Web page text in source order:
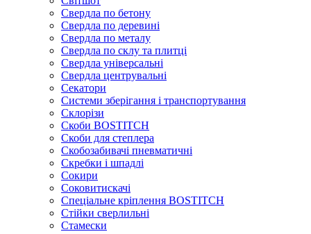
Свердла по бетону
Свердла по деревині
Свердла по металу
Свердла по склу та плитці
Свердла універсальні
Свердла центрувальні
Секатори
Системи зберігання і транспортування
Склорізи
Скоби BOSTITCH
Скоби для степлера
Скобозабивачі пневматичні
Скребки і шпадлі
Сокири
Соковитискачі
Спеціальне кріплення BOSTITCH
Стійки сверлильні
Стамески